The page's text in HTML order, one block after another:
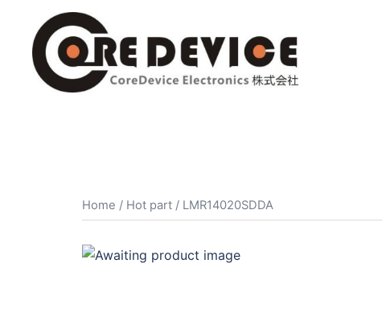
Home / Hot part / LMR14020SDDA